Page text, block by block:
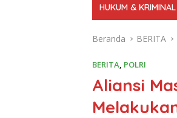
HUKUM & KRIMINAL
Beranda BERITA
BERITA, POLRI
Aliansi